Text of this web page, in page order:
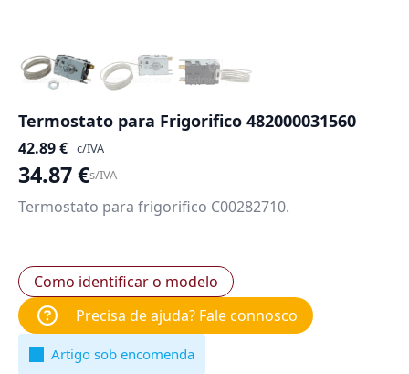
Termostato para Frigorifico 482000031560
42.89€ c/IVA
34.87€s/IVA
Termostato para frigorifico C00282710.
Como identificar o modelo
Precisa de ajuda? Fale connosco
Artigo sob encomenda